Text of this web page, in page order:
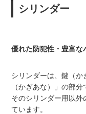
シリンダー
優れた防犯性・豊富な
シリンダーは、鍵（か
（かぎあな）」の部分
そのシリンダー用以外
ています。